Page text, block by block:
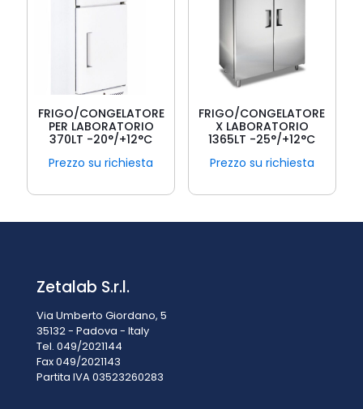
FRIGO/CONGELATORE
PER LABORATORIO
370LT -20°/+12°C
Prezzo su richiesta
FRIGO/CONGELATORE
X LABORATORIO
1365LT -25°/+12°C
Prezzo su richiesta
Zetalab S.r.l.
Via Umberto Giordano, 5
35132 - Padova - Italy
Tel. 049/2021144
Fax 049/2021143
Partita IVA 03523260283